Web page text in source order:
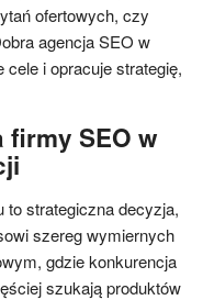
ofertowych, czy
agencja SEO w
i opracuje strategię,
SEO w
to strategiczna decyzja,
szereg wymiernych
gdzie konkurencja
szukają produktów